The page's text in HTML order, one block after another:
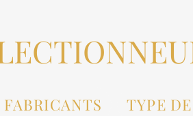
FABRICANTS TYPE